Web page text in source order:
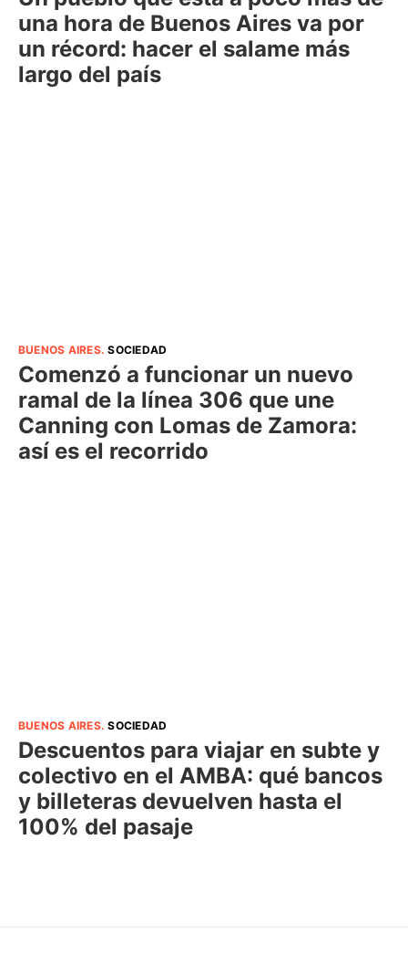
una hora de Buenos Aires va por
un récord: hacer el salame más
largo del país
BUENOS AIRES.SOCIEDAD
Comenzó a funcionar un nuevo
ramal de la línea 306 que une
Canning con Lomas de Zamora:
así es el recorrido
BUENOS AIRES.SOCIEDAD
Descuentos para viajar en subte y
colectivo en el AMBA: qué bancos
y billeteras devuelven hasta el
100% del pasaje